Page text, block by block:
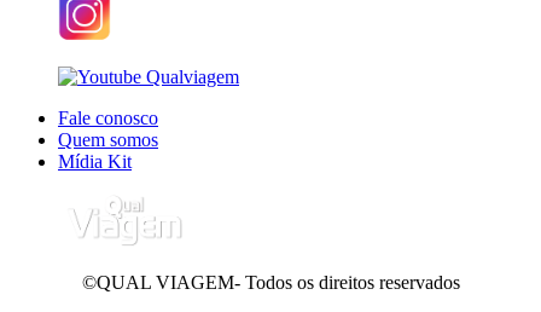
Fale conosco
Quem somos
Mídia Kit
©QUAL VIAGEM- Todos os direitos reservados